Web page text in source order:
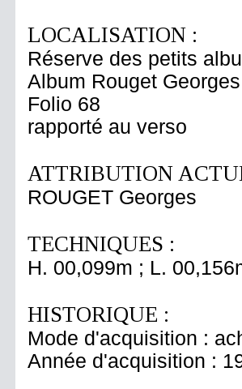
LOCALISATION :
Réserve des petits
Album Rouget Georges
Folio 68
rapporté au verso
ATTRIBUTION
ROUGET Georges
TECHNIQUES :
H. 00,099m ; L.
HISTORIQUE :
Mode d'acquisition :
Année d'acquisition :